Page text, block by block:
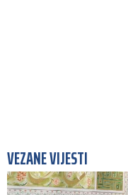
VEZANE VIJESTI